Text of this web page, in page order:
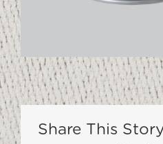
Share This